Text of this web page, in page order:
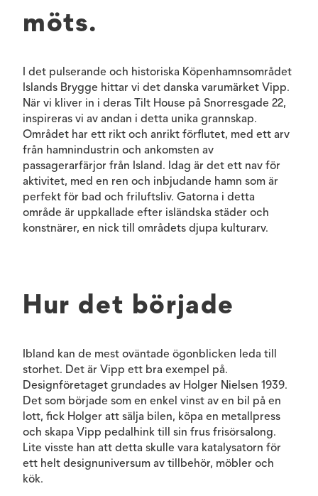
möts.
I det pulserande och historiska Köpenhamnsområdet
Islands Brygge hittar vi det danska varumärket Vipp.
När vi kliver in i deras Tilt House på Snorresgade 22,
inspireras vi av andan i detta unika grannskap.
Området har ett rikt och anrikt förflutet, med ett arv
från hamnindustrin och ankomsten av
passagerarfärjor från Island. Idag är det ett nav för
aktivitet, med en ren och inbjudande hamn som är
perfekt för bad och friluftsliv. Gatorna i detta
område är uppkallade efter isländska städer och
konstnärer, en nick till områdets djupa kulturarv.
Hur det började
Ibland kan de mest oväntade ögonblicken leda till
storhet. Det är Vipp ett bra exempel på.
Designföretaget grundades av Holger Nielsen 1939.
Det som började som en enkel vinst av en bil på en
lott, fick Holger att sälja bilen, köpa en metallpress
och skapa Vipp pedalhink till sin frus frisörsalong.
Lite visste han att detta skulle vara katalysatorn för
ett helt designuniversum av tillbehör, möbler och
kök.